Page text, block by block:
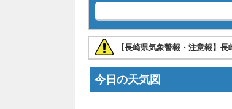
【長崎県気象警報・注意報】
今日の天気図